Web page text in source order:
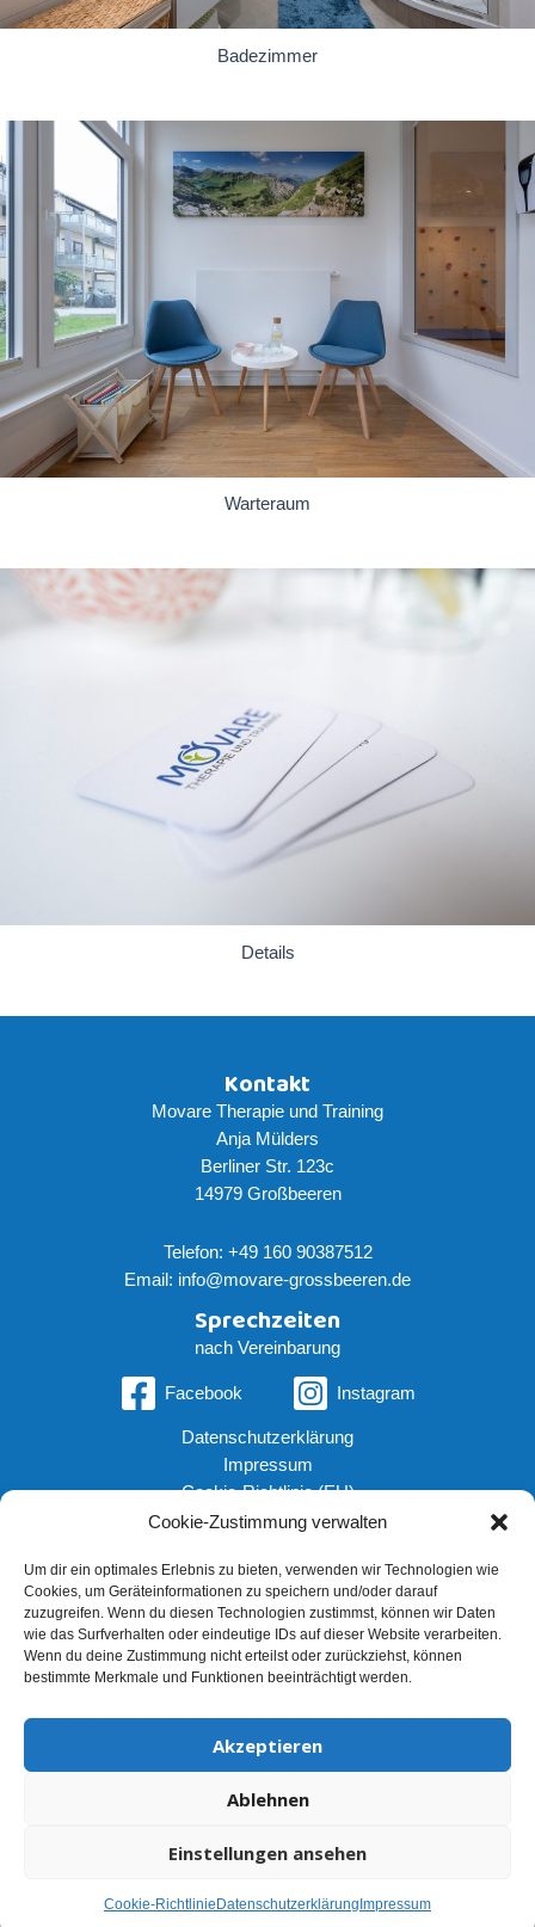
Cookie-Zustimmung verwalten
Um dir ein optimales Erlebnis zu bieten, verwenden wir Technologien wie
Cookies, um Geräteinformationen zu speichern und/oder darauf
zuzugreifen. Wenn du diesen Technologien zustimmst, können wir Daten
wie das Surfverhalten oder eindeutige IDs auf dieser Website verarbeiten.
Wenn du deine Zustimmung nicht erteilst oder zurückziehst, können
bestimmte Merkmale und Funktionen beeinträchtigt werden.
Akzeptieren
Ablehnen
Einstellungen ansehen
Cookie-Richtlinie Datenschutzerklärung Impressum
Badezimmer
Warteraum
Details
Kontakt
Movare Therapie und Training
Anja Mülders
Berliner Str. 123c
14979 Großbeeren
Telefon: +49 160 90387512
Email: info@movare-grossbeeren.de
Sprechzeiten
nach Vereinbarung
Facebook Instagram
Datenschutzerklärung
Impressum
Cookie-Richtlinie (EU)
Für Erwachsene
Kurse
Cookie-Richtlinie (EU)
Impressum
Kontakt
Leistungen